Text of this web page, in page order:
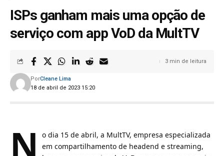
ISPs ganham mais uma opção de
serviço com app VoD da MultTV
18 de abril de 2023 15:20
PorCleane Lima
3 min de leitura
N
o dia 15 de abril, a MultTV, empresa especializada
em compartilhamento de headend e streaming,